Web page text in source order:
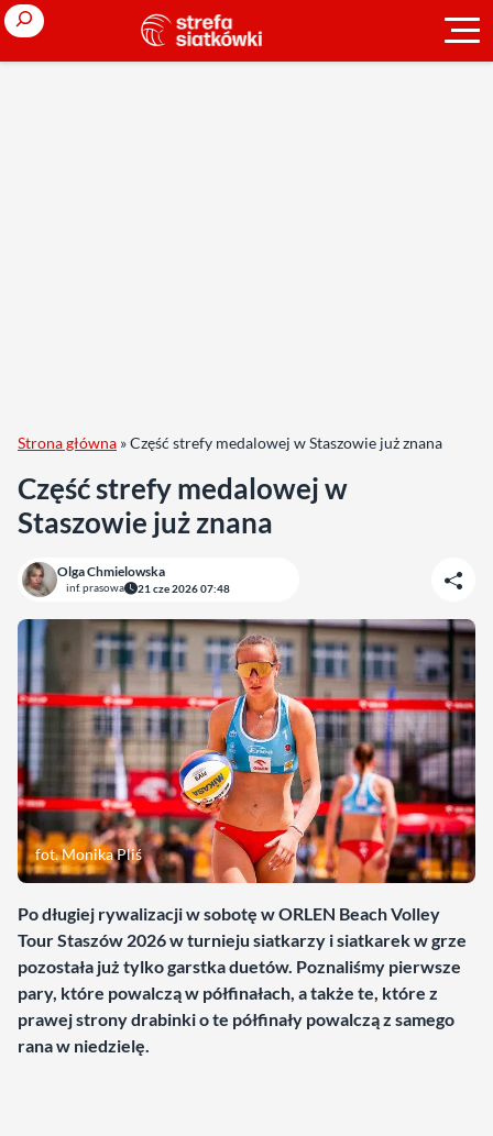
Search
Strona główna »Część strefy medalowej w Staszowie już znana
Część strefy medalowej w
Staszowie już znana
Olga Chmielowska
inf. prasowa 21 cze 2026 07:48
fot. Monika Pliś
Po długiej rywalizacji w sobotę w ORLEN Beach Volley
Tour Staszów 2026 w turnieju siatkarzy i siatkarek w grze
pozostała już tylko garstka duetów. Poznaliśmy pierwsze
pary, które powalczą w półfinałach, a także te, które z
prawej strony drabinki o te półfinały powalczą z samego
rana w niedzielę.